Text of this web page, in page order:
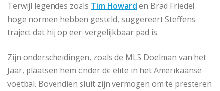
Terwijl legendes zoals Tim Howard en Brad Friedel
hoge normen hebben gesteld, suggereert Steffens
traject dat hij op een vergelijkbaar pad is.
Zijn onderscheidingen, zoals de MLS Doelman van het
Jaar, plaatsen hem onder de elite in het Amerikaanse
voetbal. Bovendien sluit zijn vermogen om te presteren